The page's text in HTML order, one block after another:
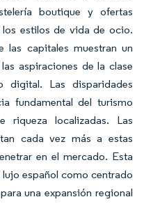
boutique y ofertas
estilos de vida de ocio.
las capitales muestran un
aspiraciones de la clase
digital. Las disparidades
fundamental del turismo
riqueza localizadas. Las
cada vez más a estas
en el mercado. Esta
español como centrado
una expansión regional